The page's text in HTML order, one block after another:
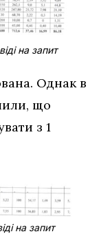
на запит
Однак в
що
з 1
на запит